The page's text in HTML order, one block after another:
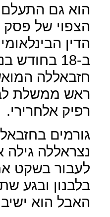
הוא גם
הצפוי של פסק
הדין
חזבאללה
ראש ממשלת
רפיק אלחרירי.
גורמים
נצראללה גילה
לעבור בשקט
בלבנון ובגע
האבל הוא